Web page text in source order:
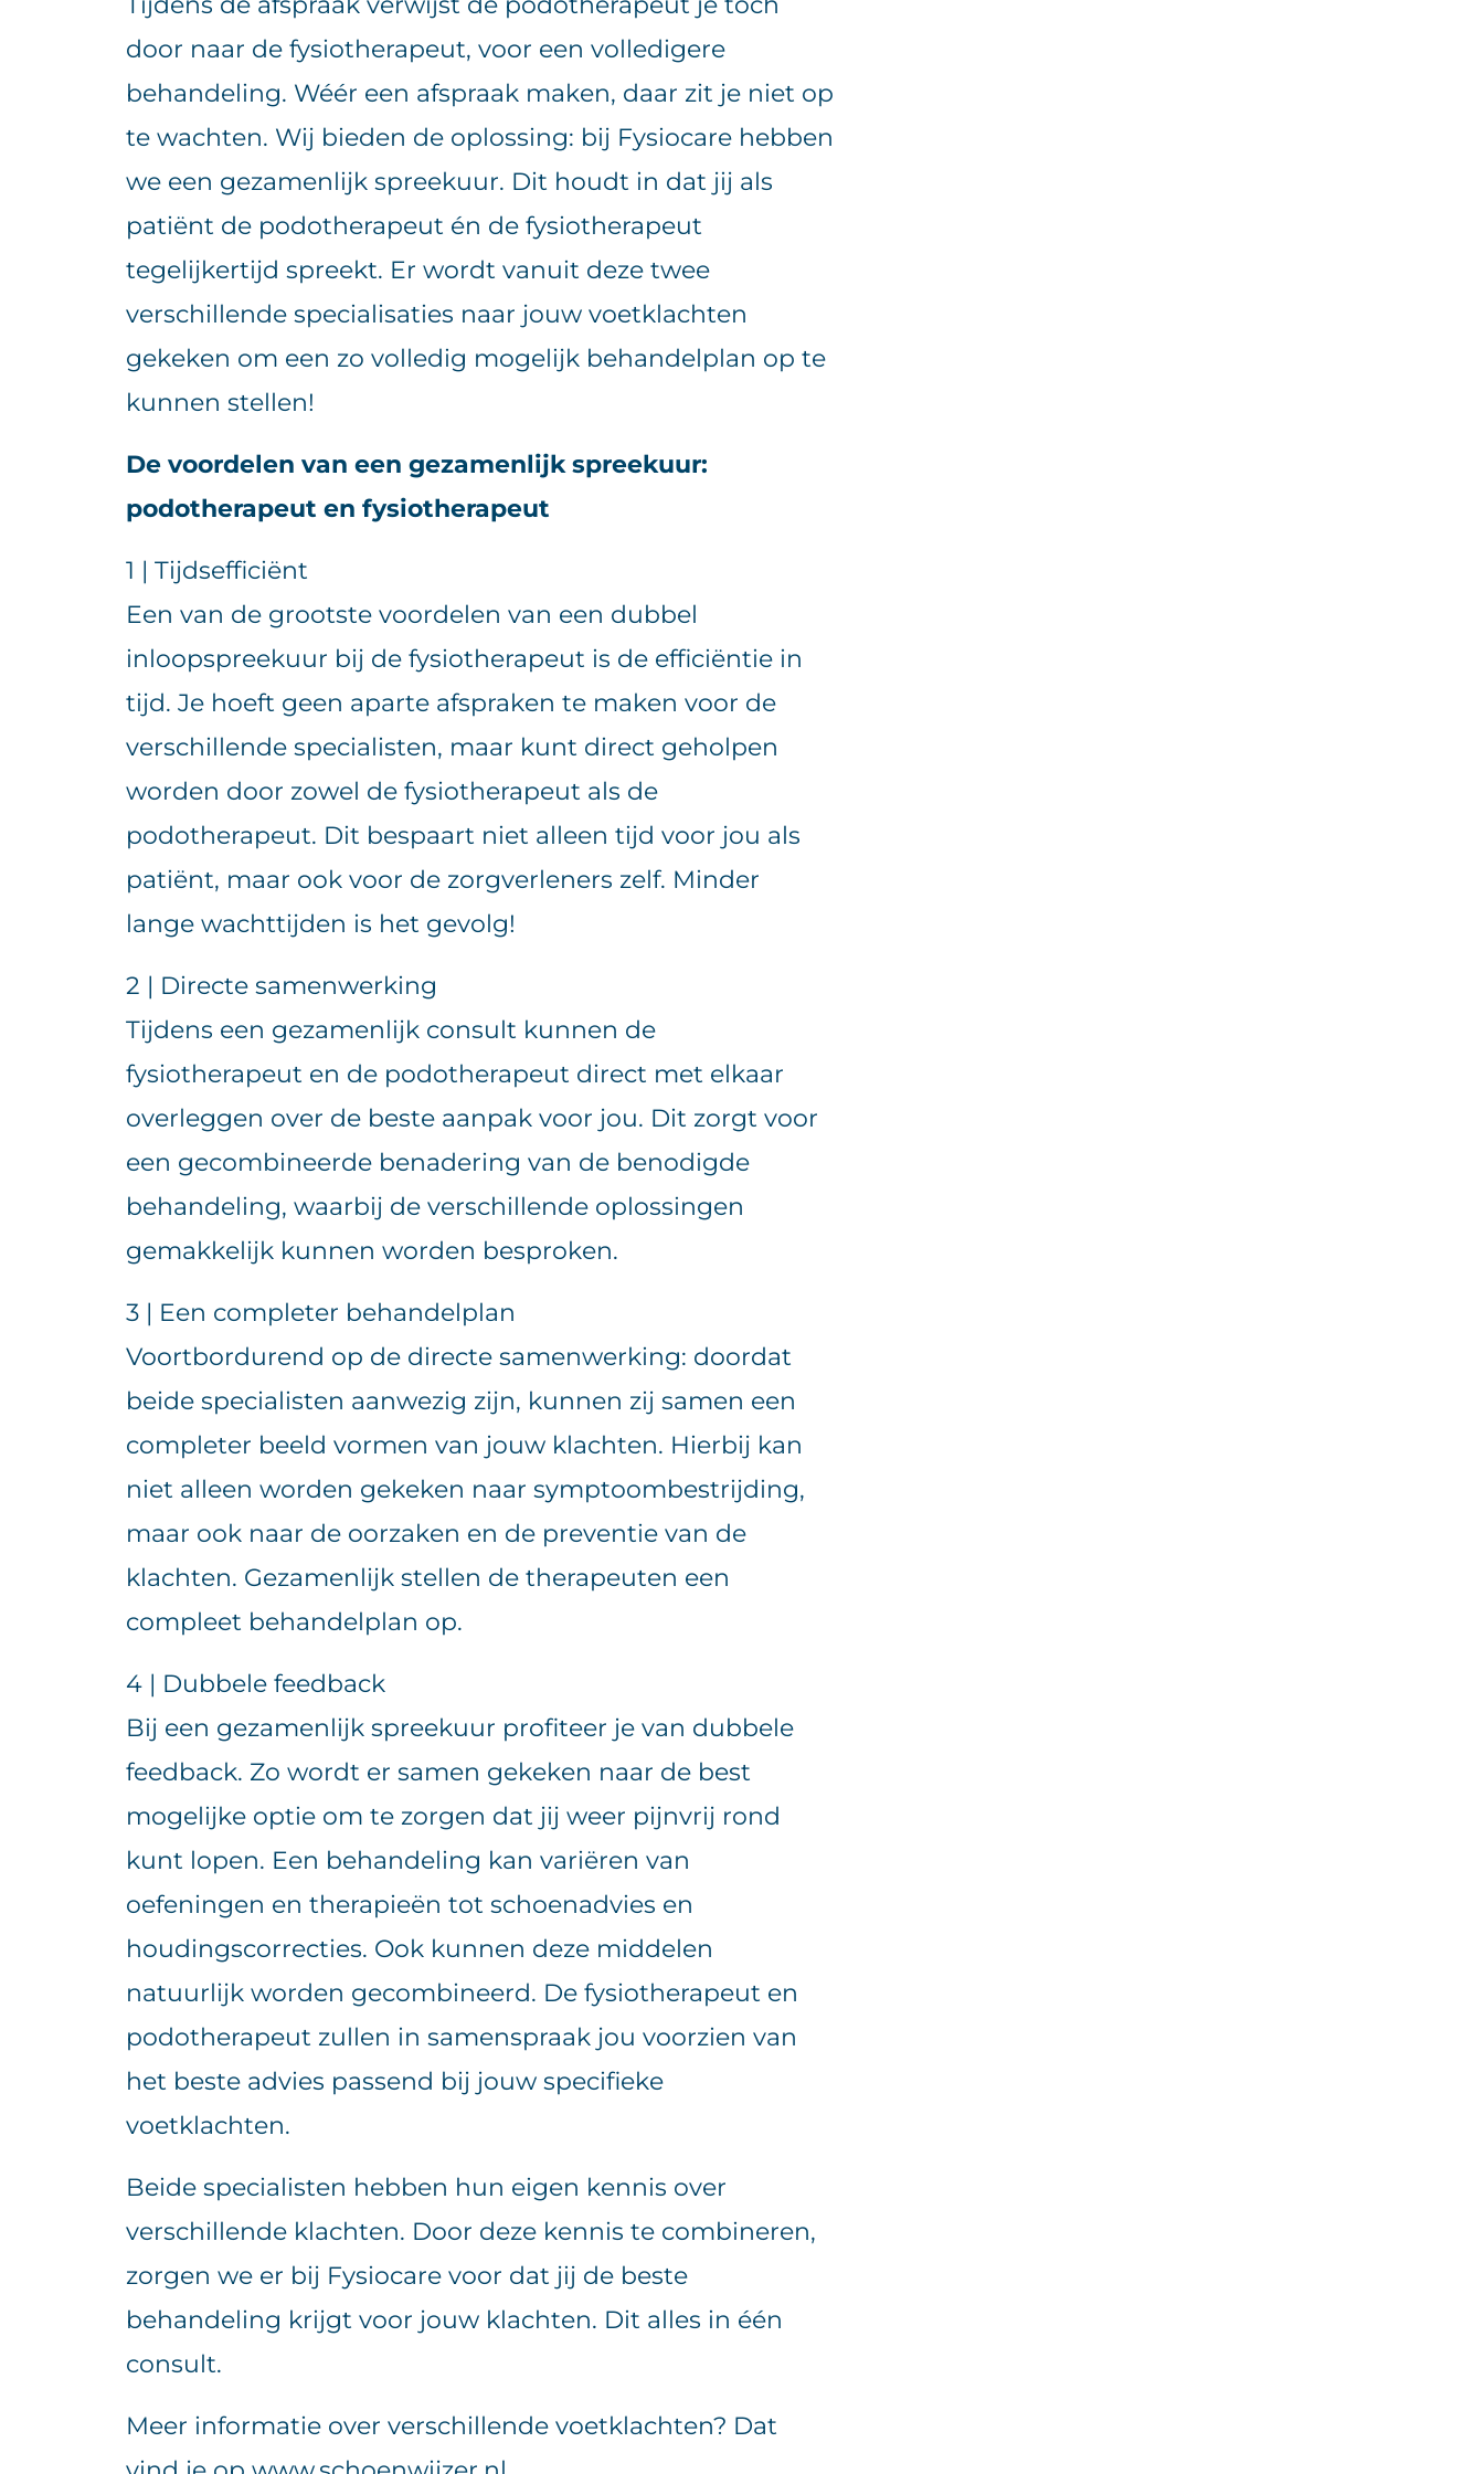
door naar de fysiotherapeut, voor een volledigere
behandeling. Wéér een afspraak maken, daar zit je niet op
te wachten. Wij bieden de oplossing: bij Fysiocare hebben
we een gezamenlijk spreekuur. Dit houdt in dat jij als
patiënt de podotherapeut én de fysiotherapeut
tegelijkertijd spreekt. Er wordt vanuit deze twee
verschillende specialisaties naar jouw voetklachten
gekeken om een zo volledig mogelijk behandelplan op te
kunnen stellen!
De voordelen van een gezamenlijk spreekuur:
podotherapeut en fysiotherapeut
1 | Tijdsefficiënt
Een van de grootste voordelen van een dubbel
inloopspreekuur bij de fysiotherapeut is de efficiëntie in
tijd. Je hoeft geen aparte afspraken te maken voor de
verschillende specialisten, maar kunt direct geholpen
worden door zowel de fysiotherapeut als de
podotherapeut. Dit bespaart niet alleen tijd voor jou als
patiënt, maar ook voor de zorgverleners zelf. Minder
lange wachttijden is het gevolg!
2 | Directe samenwerking
Tijdens een gezamenlijk consult kunnen de
fysiotherapeut en de podotherapeut direct met elkaar
overleggen over de beste aanpak voor jou. Dit zorgt voor
een gecombineerde benadering van de benodigde
behandeling, waarbij de verschillende oplossingen
gemakkelijk kunnen worden besproken.
3 | Een completer behandelplan
Voortbordurend op de directe samenwerking: doordat
beide specialisten aanwezig zijn, kunnen zij samen een
completer beeld vormen van jouw klachten. Hierbij kan
niet alleen worden gekeken naar symptoombestrijding,
maar ook naar de oorzaken en de preventie van de
klachten. Gezamenlijk stellen de therapeuten een
compleet behandelplan op.
4 | Dubbele feedback
Bij een gezamenlijk spreekuur profiteer je van dubbele
feedback. Zo wordt er samen gekeken naar de best
mogelijke optie om te zorgen dat jij weer pijnvrij rond
kunt lopen. Een behandeling kan variëren van
oefeningen en therapieën tot schoenadvies en
houdingscorrecties. Ook kunnen deze middelen
natuurlijk worden gecombineerd. De fysiotherapeut en
podotherapeut zullen in samenspraak jou voorzien van
het beste advies passend bij jouw specifieke
voetklachten.
Beide specialisten hebben hun eigen kennis over
verschillende klachten. Door deze kennis te combineren,
zorgen we er bij Fysiocare voor dat jij de beste
behandeling krijgt voor jouw klachten. Dit alles in één
consult.
Meer informatie over verschillende voetklachten? Dat